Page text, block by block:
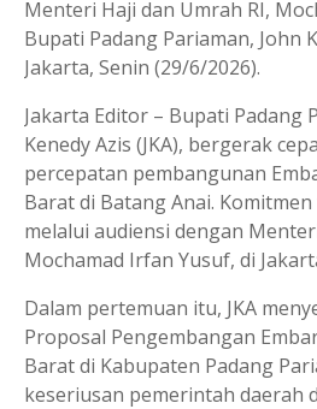
Menteri Haji dan Umrah RI,
Bupati Padang Pariaman, John
Jakarta, Senin (29/6/2026).
Jakarta Editor – Bupati Padang
Kenedy Azis (JKA), bergerak
percepatan pembangunan
Barat di Batang Anai.
melalui audiensi dengan
Mochamad Irfan Yusuf, di
Dalam pertemuan itu, JKA
Proposal Pengembangan
Barat di Kabupaten Padang
keseriusan pemerintah daerah